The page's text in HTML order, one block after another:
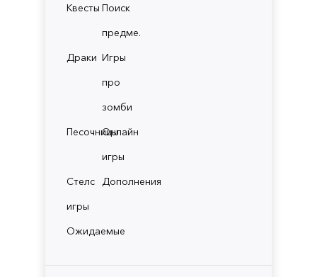
Квесты Поиск
предме.
Драки Игры
про
зомби
ПесочницыОнлайн
игры
Стелс
игры
Дополнения
Ожидаемые